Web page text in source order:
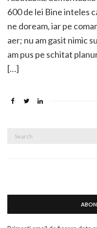
600 de lei Bine inteles
ne doream, iar pe
aer; nu am gasit nimic
am pus pe schitat
[…]